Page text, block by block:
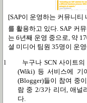
[SAP이 운영하는 커뮤니티
를 활용하고 있다 . SAP 커
는6년째 운영 중으로 약
셜 미디어 팀원 35명이 운
l 누구나 SCN사이트의
(Wiki) 등 서비스에 기
(Blogger)들이 참여 중
람 중 2/3가 리더 ,애널
다.